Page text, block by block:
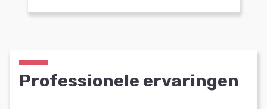
Professionele ervaringen